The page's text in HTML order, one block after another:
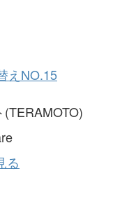
えNO.15
(TERAMOTO)
る